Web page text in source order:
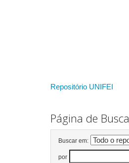
Repositório UNIFEI
Página de Busca
Buscar em:
por